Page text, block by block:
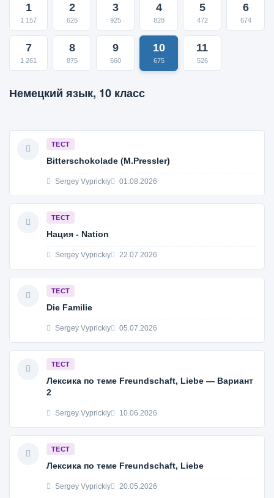
1
1 157
2
626
3
925
4
828
5
472
6
674
7
1 261
8
875
9
660
10
675
11
526
Немецкий язык, 10 класс
ТЕСТ
Bitterschokolade (M.Pressler)
Sergey Vyprickiy 01.08.2026
ТЕСТ
Нация - Nation
Sergey Vyprickiy 22.07.2026
ТЕСТ
Die Familie
Sergey Vyprickiy 05.07.2026
ТЕСТ
Лексика по теме Freundschaft, Liebe — Вариант
2
Sergey Vyprickiy 10.06.2026
ТЕСТ
Лексика по теме Freundschaft, Liebe
Sergey Vyprickiy 20.05.2026